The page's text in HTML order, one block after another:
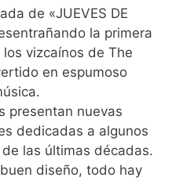
de «JUEVES DE
la primera
vizcaínos de The
en espumoso
presentan nuevas
dedicadas a algunos
las últimas décadas.
diseño, todo hay